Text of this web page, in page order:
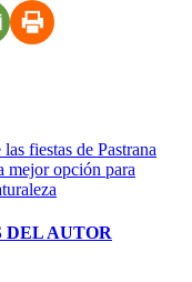
fiestas de Pastrana
mejor opción para
DEL AUTOR